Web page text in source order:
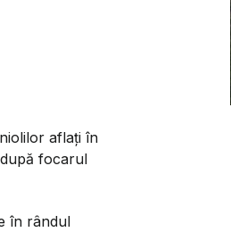
aflați în
focarul
în rândul